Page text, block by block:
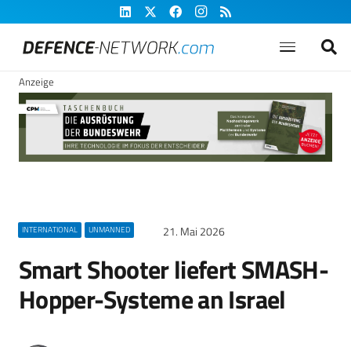
Anzeige
INTERNATIONAL UNMANNED 21. Mai 2026
Smart Shooter liefert SMASH-
Hopper-Systeme an Israel